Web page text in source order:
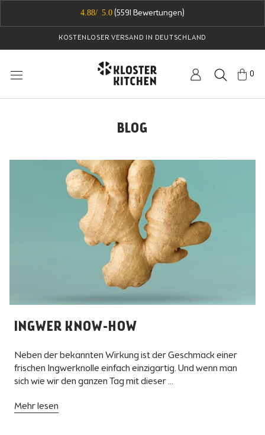
4.88/ 5.0 (5591 Bewertungen)
KOSTENLOSER VERSAND IN DEUTSCHLAND
0
BLOG
INGWER KNOW-HOW
Neben der bekannten Wirkung ist der Geschmack einer
frischen Ingwerknolle einfach einzigartig. Und wenn man
sich wie wir den ganzen Tag mit dieser ...
Mehr lesen